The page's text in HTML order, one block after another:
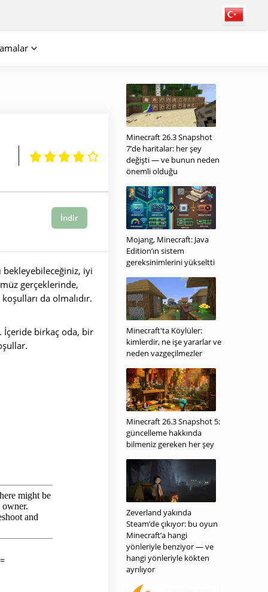
İndir
bekleyebileceğiniz, iyi
gerçeklerinde,
da olmalıdır.
İçeride birkaç oda, bir
Minecraft 26.3 Snapshot
7’de haritalar: her şey
değişti — ve bunun neden
önemli olduğu
Mojang, Minecraft: Java
Edition’ın sistem
gereksinimlerini yükseltti
Minecraft'ta Köylüler:
kimlerdir, ne işe yararlar ve
neden vazgeçilmezler
Minecraft 26.3 Snapshot 5:
güncelleme hakkında
bilmeniz gereken her şey
Zeverland yakında
Steam’de çıkıyor: bu oyun
Minecraft’a hangi
yönleriyle benziyor — ve
hangi yönleriyle kökten
ayrılıyor